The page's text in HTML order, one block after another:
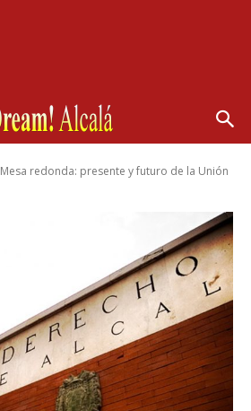
Mesa redonda: presente y futuro de la Unión